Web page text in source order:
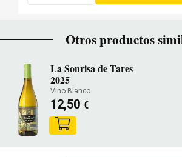
Otros productos
La Sonrisa de Tares
2025
Vino Blanco
12,50 €